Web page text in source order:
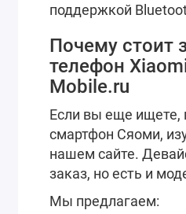
поддержкой
Почему стоит
телефон
Mobile.ru
Если вы еще ищете,
смартфон Сяоми,
нашем сайте.
заказ, но есть и
Мы предлагаем: